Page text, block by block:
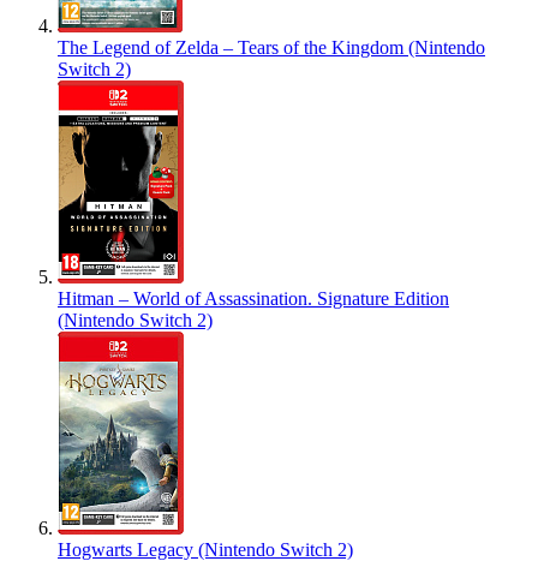
The Legend of Zelda – Tears of the Kingdom (Nintendo
Switch 2)
Hitman – World of Assassination. Signature Edition
(Nintendo Switch 2)
Hogwarts Legacy (Nintendo Switch 2)